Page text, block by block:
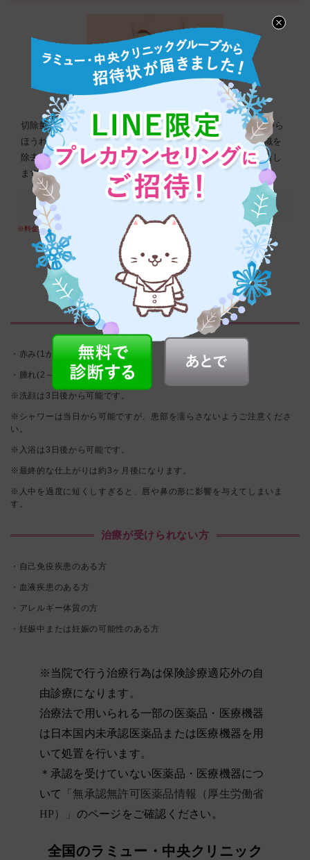
※料金は各クリニックによって異なりますので、ご確認下さい。
切除量が鼻の両穴より広い、かつ8mm以上の場合、鼻の両端から
ほうれい線に沿った部位を切除します。余分な皮膚と皮下組織を
除去した後、鼻の下とほうれい線の付け根に沿って丁寧に縫合し
ます。
・赤み(1か月程)
・腫れ(2～4週間程) など
※洗顔は3日後から可能です。
※シャワーは当日から可能ですが、患部を濡らさないようご注意くださ
い。
※入浴は3日後から可能です。
※最終的な仕上がりは約3ヶ月後になります。
※人中を過度に短くしすぎると、唇や鼻の形に影響を与えてしまいま
す。
治療が受けられない方
・自己免疫疾患のある方
・血液疾患のある方
・アレルギー体質の方
・妊娠中または妊娠の可能性のある方
※当院で行う治療行為は保険診療適応外の自
由診療になります。
治療法で用いられる一部の医薬品・医療機器
は日本国内未承認医薬品または医療機器を用
いて処置を行います。
＊承認を受けていない医薬品・医療機器につ
いて
「無承認無許可医薬品情報（厚生労働省
HP）」 のページをご確認ください。
全国のラミュー・中央クリニック